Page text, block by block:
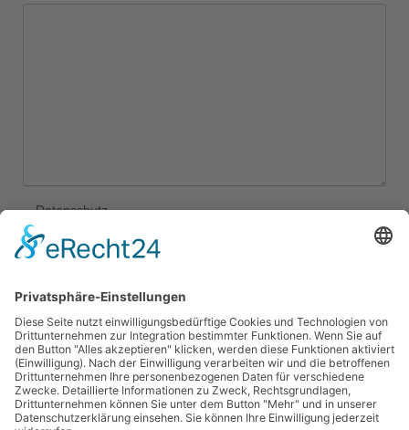
Datenschutz
Service zu laden!Wir verwenden reCAPTCHA, um Ihre
eingegebenen Informationen zu überprüfen. Dieser Service
kann Daten zu Ihren Aktivitäten sammeln. Bitte
lesen Sie die Details durchund
stimmen Sie der Nutzung des Service zu, um fortzufahren.